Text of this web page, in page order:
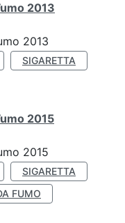
2013
2013
SIGARETTA
2015
2015
SIGARETTA
FUMO